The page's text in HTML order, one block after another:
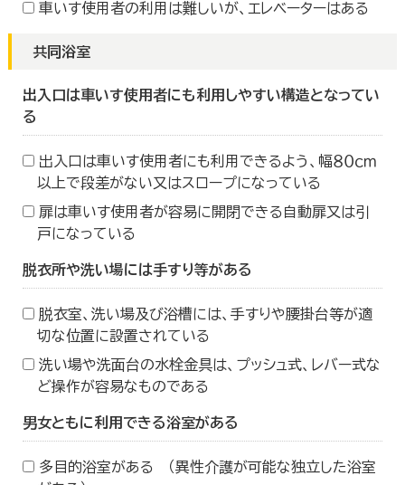
車いす使用者の利用は難しいが、エレベーターはある
共同浴室
出入口は車いす使用者にも利用しやすい構造となってい
る
出入口は車いす使用者にも利用できるよう、幅８０ｃｍ
以上で段差がない又はスロープになっている
扉は車いす使用者が容易に開閉できる自動扉又は引
戸になっている
脱衣所や洗い場には手すり等がある
脱衣室、洗い場及び浴槽には、手すりや腰掛台等が適
切な位置に設置されている
洗い場や洗面台の水栓金具は、プッシュ式、レバー式な
ど操作が容易なものである
男女ともに利用できる浴室がある
多目的浴室がある （異性介護が可能な独立した浴室